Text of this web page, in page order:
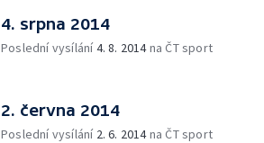
4. srpna 2014
Poslední vysílání4. 8. 2014na ČT sport
2. června 2014
Poslední vysílání 2. 6. 2014na ČT sport